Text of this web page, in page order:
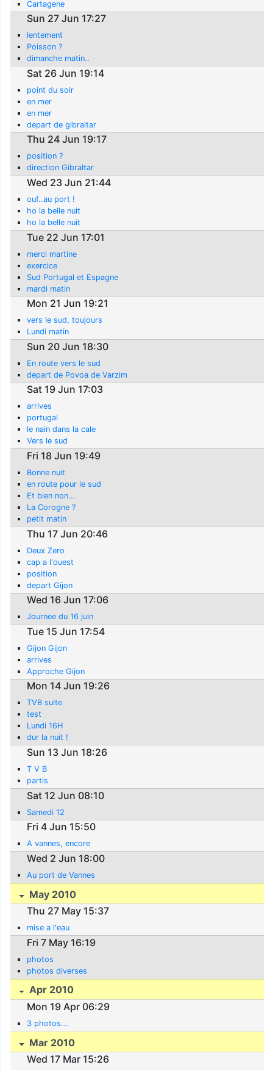
Cartagene
Sun 27 Jun 17:27
lentement
Poisson ?
dimanche matin..
Sat 26 Jun 19:14
point du soir
en mer
en mer
depart de gibraltar
Thu 24 Jun 19:17
position ?
direction Gibraltar
Wed 23 Jun 21:44
ouf..au port !
ho la belle nuit
ho la belle nuit
Tue 22 Jun 17:01
merci martine
exercice
Sud Portugal et Espagne
mardi matin
Mon 21 Jun 19:21
vers le sud, toujours
Lundi matin
Sun 20 Jun 18:30
En route vers le sud
depart de Povoa de Varzim
Sat 19 Jun 17:03
arrives
portugal
le nain dans la cale
Vers le sud
Fri 18 Jun 19:49
Bonne nuit
en route pour le sud
Et bien non...
La Corogne ?
petit matin
Thu 17 Jun 20:46
Deux Zero
cap a l'ouest
position
depart Gijon
Wed 16 Jun 17:06
Journee du 16 juin
Tue 15 Jun 17:54
Gijon Gijon
arrives
Approche Gijon
Mon 14 Jun 19:26
TVB suite
test
Lundi 16H
dur la nuit !
Sun 13 Jun 18:26
T V B
partis
Sat 12 Jun 08:10
Samedi 12
Fri 4 Jun 15:50
A vannes, encore
Wed 2 Jun 18:00
Au port de Vannes
May 2010
Thu 27 May 15:37
mise a l'eau
Fri 7 May 16:19
photos
photos diverses
Apr 2010
Mon 19 Apr 06:29
3 photos...
Mar 2010
Wed 17 Mar 15:26